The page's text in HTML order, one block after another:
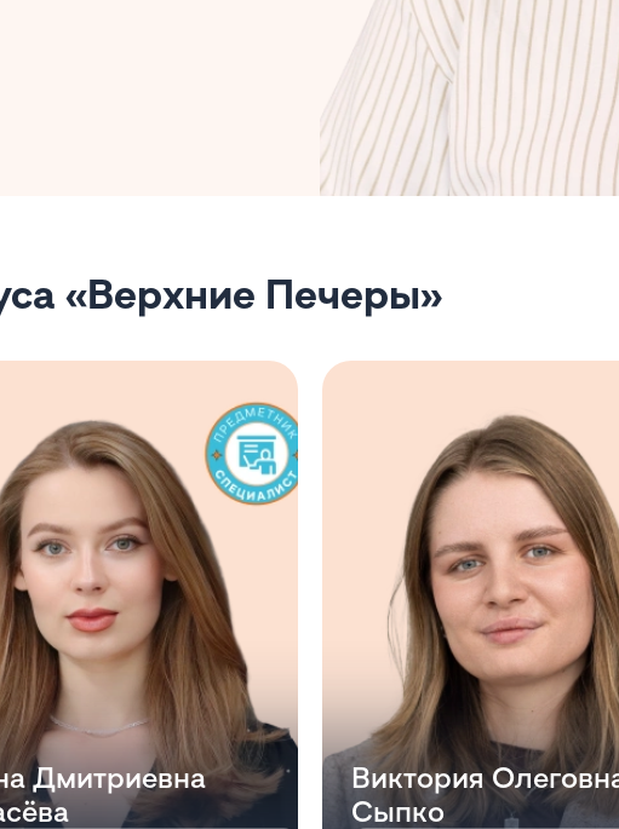
«Верхние Печеры»
Дмитриевна
Виктория
Сыпко